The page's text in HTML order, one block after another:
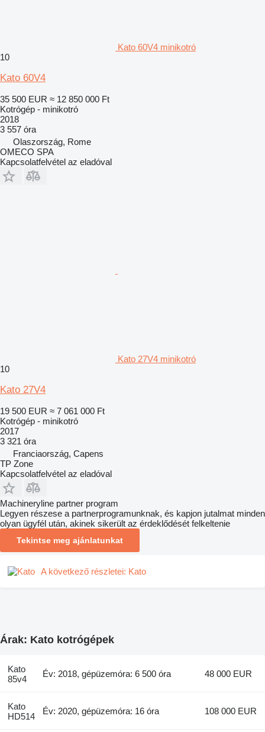
Kato 60V4 minikotró
10
Kato 60V4
35 500 EUR ≈ 12 850 000 Ft
Kotrógép - minikotró
2018
3 557 óra
Olaszország, Rome
OMECO SPA
Kapcsolatfelvétel az eladóval
Kato 27V4 minikotró
10
Kato 27V4
19 500 EUR ≈ 7 061 000 Ft
Kotrógép - minikotró
2017
3 321 óra
Franciaország, Capens
TP Zone
Kapcsolatfelvétel az eladóval
Machineryline partner program
Legyen részese a partnerprogramunknak, és kapjon jutalmat minden
olyan ügyfél után, akinek sikerült az érdeklődését felkeltenie
Tekintse meg ajánlatunkat
A következő részletei: Kato
Árak: Kato kotrógépek
Kato
85v4
Év: 2018, gépüzemóra: 6 500 óra 48 000 EUR
Kato
HD514
Év: 2020, gépüzemóra: 16 óra 108 000 EUR